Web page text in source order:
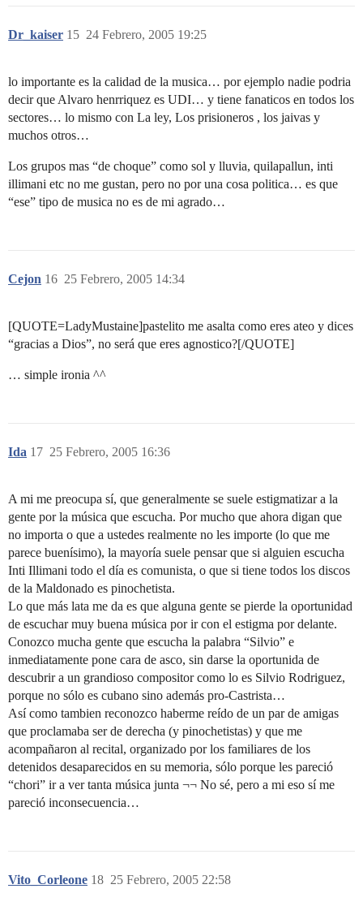
Dr_kaiser 24 Febrero, 2005 19:25
15
lo importante es la calidad de la musica… por ejemplo nadie podria
decir que Alvaro henrriquez es UDI… y tiene fanaticos en todos los
sectores… lo mismo con La ley, Los prisioneros , los jaivas y
muchos otros…
Los grupos mas “de choque” como sol y lluvia, quilapallun, inti
illimani etc no me gustan, pero no por una cosa politica… es que
“ese” tipo de musica no es de mi agrado…
Cejon 25 Febrero, 2005 14:34
16
[QUOTE=LadyMustaine]pastelito me asalta como eres ateo y dices
“gracias a Dios”, no será que eres agnostico?[/QUOTE]
… simple ironia ^^
Ida 25 Febrero, 2005 16:36
17
A mi me preocupa sí, que generalmente se suele estigmatizar a la
gente por la música que escucha. Por mucho que ahora digan que
no importa o que a ustedes realmente no les importe (lo que me
parece buenísimo), la mayoría suele pensar que si alguien escucha
Inti Illimani todo el día es comunista, o que si tiene todos los discos
de la Maldonado es pinochetista.
Lo que más lata me da es que alguna gente se pierde la oportunidad
de escuchar muy buena música por ir con el estigma por delante.
Conozco mucha gente que escucha la palabra “Silvio” e
inmediatamente pone cara de asco, sin darse la oportunida de
descubrir a un grandioso compositor como lo es Silvio Rodriguez,
porque no sólo es cubano sino además pro-Castrista…
Así como tambien reconozco haberme reído de un par de amigas
que proclamaba ser de derecha (y pinochetistas) y que me
acompañaron al recital, organizado por los familiares de los
detenidos desaparecidos en su memoria, sólo porque les pareció
“chori” ir a ver tanta música junta ¬¬ No sé, pero a mi eso sí me
pareció inconsecuencia…
Vito_Corleone 25 Febrero, 2005 22:58
18